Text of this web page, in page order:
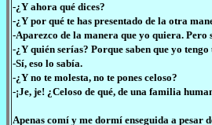
-¿Y ahora qué dices?
-¿Y por qué te has presentado de la otra
-Aparezco de la manera que yo quiera. Pero
-¿Y quién serías? Porque saben que yo
-Sí, eso lo sabía.
-¿Y no te molesta, no te pones celoso?
-¡Je, je! ¿Celoso de qué, de una familia
Apenas comí y me dormí enseguida a pesar